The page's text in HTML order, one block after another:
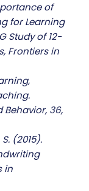
of
for Learning
Study of 12-
Frontiers in
36,
(2015).
in